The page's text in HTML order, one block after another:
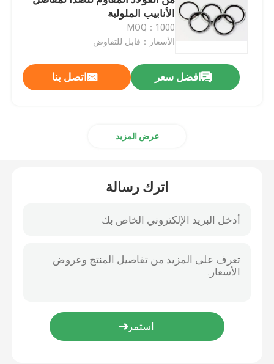
حلقات NBR يا
حلقات FKM O
وولفورم سيلز
قطع غيار مطاطية مخصصة
الأنابيب الملولبة
MOQ：1000
الأسعار：قابل للتفاوض
افضل سعر اتصل بنا
عرض المزيد
اترك رسالة